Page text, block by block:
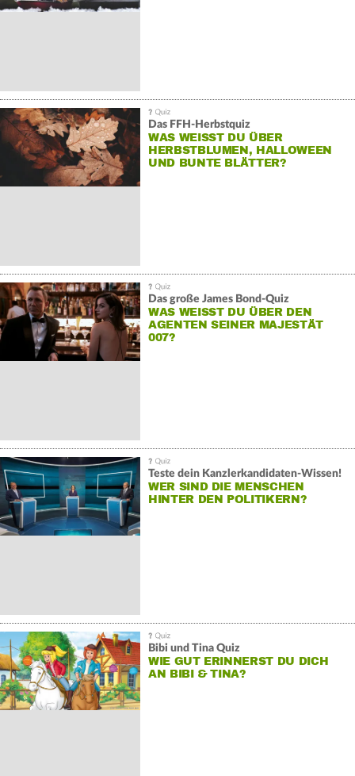
Das FFH-Herbstquiz
WAS WEISST DU ÜBER H
ERBSTBLUMEN, HALLOWEEN U
ND BUNTE BLÄTTER?
Das große James Bond-Quiz
WAS WEISST DU ÜBER DEN A
GENTEN SEINER MAJESTÄT 0
07?
Teste dein Kanzlerkandidaten-Wissen!
WER SIND DIE MENSCHEN
HINTER DEN POLITIKERN?
Bibi und Tina Quiz
WIE GUT ERINNERST DU DICH
AN BIBI & TINA?